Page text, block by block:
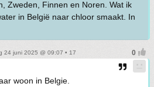
Zweden, Finnen en Noren. Wat ik
in België naar chloor smaakt. In
24 juni 2025 @ 09:07 • 17
woon in Belgie.